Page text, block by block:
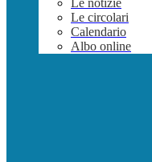
Le notizie
Le circolari
Calendario
Albo online